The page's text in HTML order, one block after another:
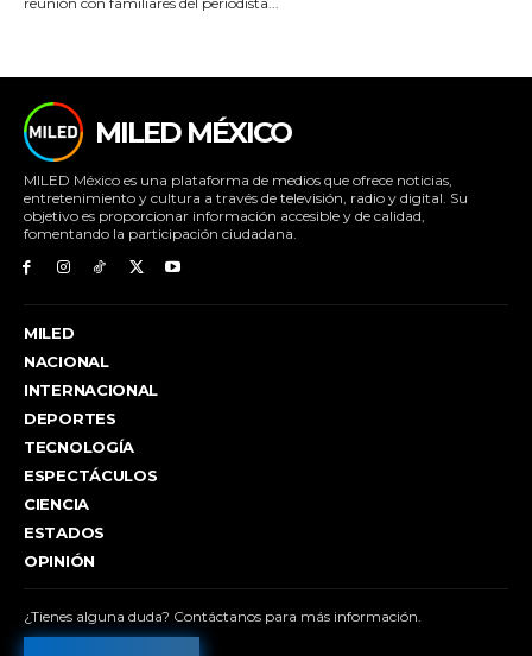
MILED MÉXICO
MILED México es una plataforma de medios que ofrece noticias,
entretenimiento y cultura a través de televisión, radio y digital. Su
objetivo es proporcionar información accesible y de calidad,
fomentando la participación ciudadana.
MILED
NACIONAL
INTERNACIONAL
DEPORTES
TECNOLOGÍA
ESPECTÁCULOS
CIENCIA
ESTADOS
OPINIÓN
¿Tienes alguna duda? Contáctanos para más información.